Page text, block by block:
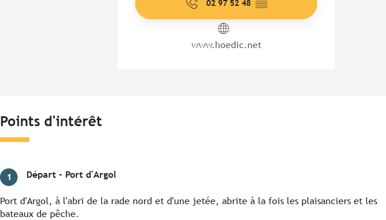
02 97 52 48 ▒▒
www.hoedic.net
Points d'intérêt
1 Départ - Port d'Argol
Port d'Argol, à l'abri de la rade nord et d'une jetée, abrite à la fois les plaisanciers et les
bateaux de pêche.